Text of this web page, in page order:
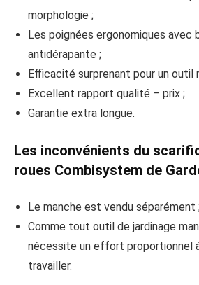
morphologie ;
Les poignées ergonomiques avec
antidérapante ;
Efficacité surprenant pour un outil
Excellent rapport qualité – prix ;
Garantie extra longue.
Les inconvénients du
roues Combisystem de
Le manche est vendu séparément
Comme tout outil de jardinage
nécessite un effort proportionnel
travailler.